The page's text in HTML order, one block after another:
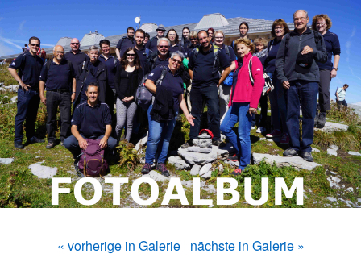
« vorherige in Galerie nächste in Galerie »